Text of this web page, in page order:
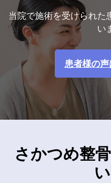
当院で施術を受けられた
い
患者様の
さかつめ整